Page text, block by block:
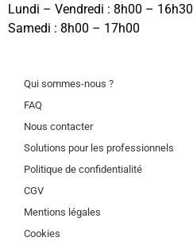
Lundi – Vendredi : 8h00 – 16h30
Samedi : 8h00 – 17h00
Qui sommes-nous ?
FAQ
Nous contacter
Solutions pour les professionnels
Politique de confidentialité
CGV
Mentions légales
Cookies